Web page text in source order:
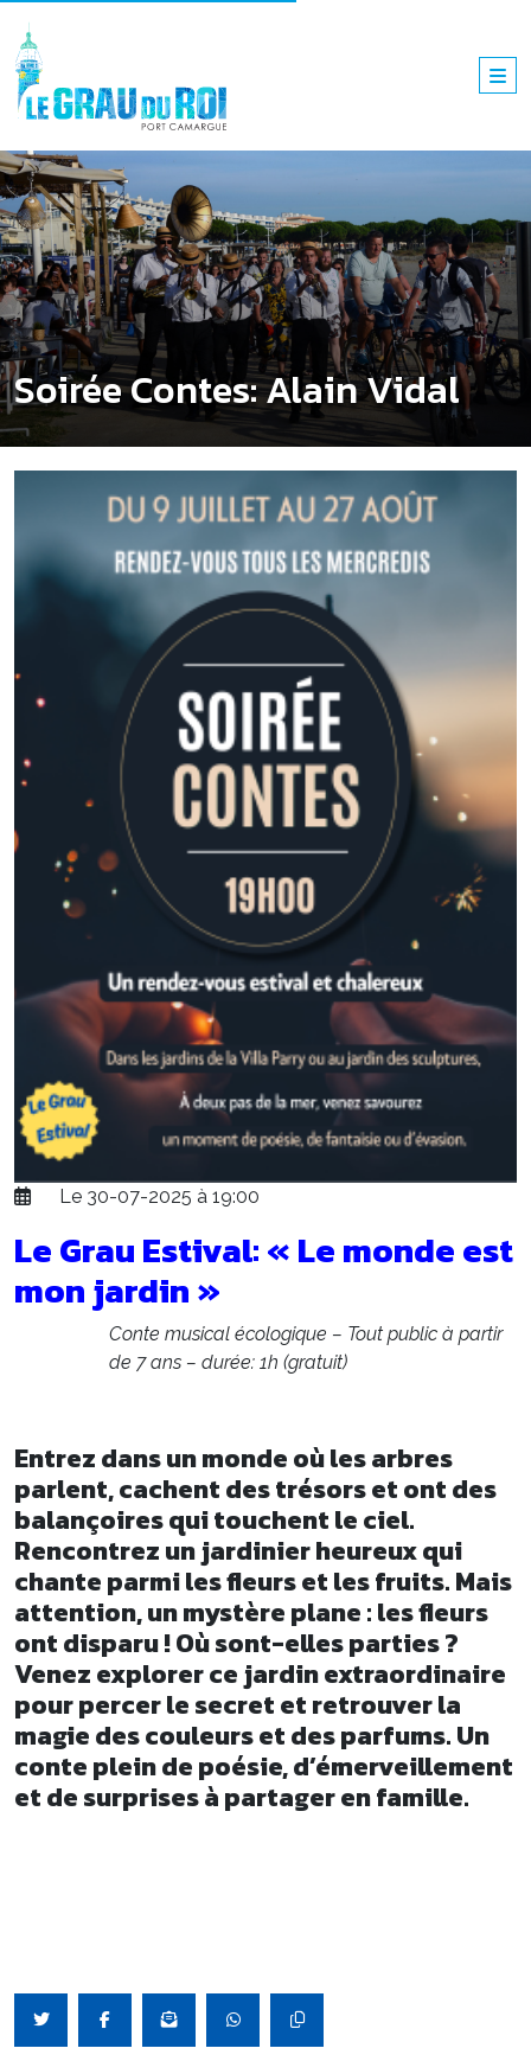
Soirée Contes: Alain Vidal
Le 30-07-2025 à 19:00
Le Grau Estival: « Le monde est
mon jardin »
Conte musical écologique – Tout public à partir
de 7 ans – durée: 1h (gratuit)
Entrez dans un monde où les arbres
parlent, cachent des trésors et ont des
balançoires qui touchent le ciel.
Rencontrez un jardinier heureux qui
chante parmi les fleurs et les fruits. Mais
attention, un mystère plane : les fleurs
ont disparu ! Où sont-elles parties ?
Venez explorer ce jardin extraordinaire
pour percer le secret et retrouver la
magie des couleurs et des parfums. Un
conte plein de poésie, d’émerveillement
et de surprises à partager en famille.